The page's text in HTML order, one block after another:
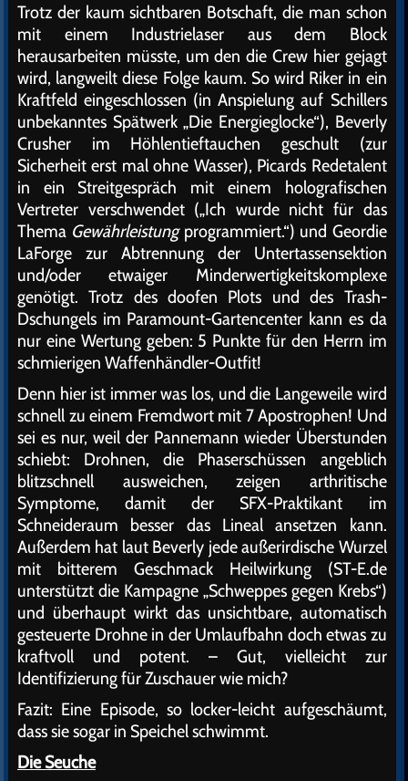
Trotz der kaum sichtbaren Botschaft, die man schon
mit einem Industrielaser aus dem Block
herausarbeiten müsste, um den die Crew hier gejagt
wird, langweilt diese Folge kaum. So wird Riker in ein
Kraftfeld eingeschlossen (in Anspielung auf Schillers
unbekanntes Spätwerk „Die Energieglocke“), Beverly
Crusher im Höhlentieftauchen geschult (zur
Sicherheit erst mal ohne Wasser), Picards Redetalent
in ein Streitgespräch mit einem holografischen
Vertreter verschwendet („Ich wurde nicht für das
Thema Gewährleistungprogrammiert.“) und Geordie
LaForge zur Abtrennung der Untertassensektion
und/oder etwaiger Minderwertigkeitskomplexe
genötigt. Trotz des doofen Plots und des Trash-
Dschungels im Paramount-Gartencenter kann es da
nur eine Wertung geben: 5 Punkte für den Herrn im
schmierigen Waffenhändler-Outfit!
Denn hier ist immer was los, und die Langeweile wird
schnell zu einem Fremdwort mit 7 Apostrophen! Und
sei es nur, weil der Pannemann wieder Überstunden
schiebt: Drohnen, die Phaserschüssen angeblich
blitzschnell ausweichen, zeigen arthritische
Symptome, damit der SFX-Praktikant im
Schneideraum besser das Lineal ansetzen kann.
Außerdem hat laut Beverly jede außerirdische Wurzel
mit bitterem Geschmack Heilwirkung (ST-E.de
unterstützt die Kampagne „Schweppes gegen Krebs“)
und überhaupt wirkt das unsichtbare, automatisch
gesteuerte Drohne in der Umlaufbahn doch etwas zu
kraftvoll und potent. – Gut, vielleicht zur
Identifizierung für Zuschauer wie mich?
Fazit: Eine Episode, so locker-leicht aufgeschäumt,
dass sie sogar in Speichel schwimmt.
Die Seuche